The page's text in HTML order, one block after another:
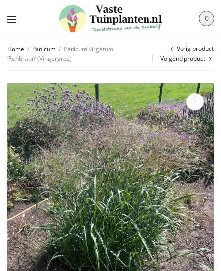
0
Home / Panicum / Panicum virgatum
‘Rehbraun’ (Vingergras)
Vorig product
Volgend product